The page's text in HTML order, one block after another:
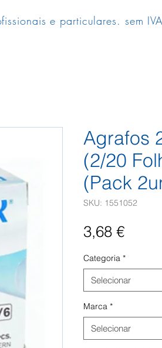
e particulares. sem
Agrafos
(2/20
(Pack
SKU: 1551052
3,68 €Preço
Categoria *
Selecionar
Marca *
Selecionar